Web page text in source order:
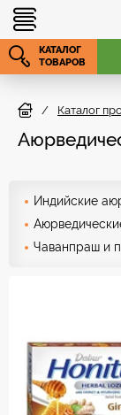
КАТАЛОГ
ТОВАРОВ
/ Каталог
Индийские
Чаванпраш и